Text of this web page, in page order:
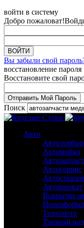
войти в систему
Добро пожаловат!
Вы забыли свой
восстановление пароля
Восстановите свой
Поиск
Авто
Автомойка
Автосервис
Автопрокат
Вскрытие
Техосмотр
Трезвый